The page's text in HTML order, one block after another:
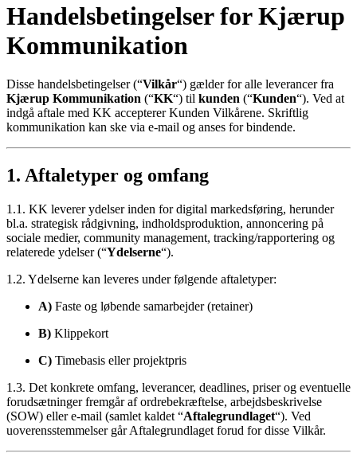
Handelsbetingelser for Kjærup
Kommunikation
Disse handelsbetingelser (“Vilkår“) gælder for alle leverancer fra
Kjærup Kommunikation (“KK“) til kunden (“Kunden“). Ved at
indgå aftale med KK accepterer Kunden Vilkårene. Skriftlig
kommunikation kan ske via e‑mail og anses for bindende.
1. Aftaletyper og omfang
1.1. KK leverer ydelser inden for digital markedsføring, herunder
bl.a. strategisk rådgivning, indholdsproduktion, annoncering på
sociale medier, community management, tracking/rapportering og
relaterede ydelser (“Ydelserne“).
1.2. Ydelserne kan leveres under følgende aftaletyper:
A) Faste og løbende samarbejder (retainer)
B) Klippekort
C) Timebasis eller projektpris
1.3. Det konkrete omfang, leverancer, deadlines, priser og eventuelle
forudsætninger fremgår af ordrebekræftelse, arbejdsbeskrivelse
(SOW) eller e‑mail (samlet kaldet “Aftalegrundlaget“). Ved
uoverensstemmelser går Aftalegrundlaget forud for disse Vilkår.